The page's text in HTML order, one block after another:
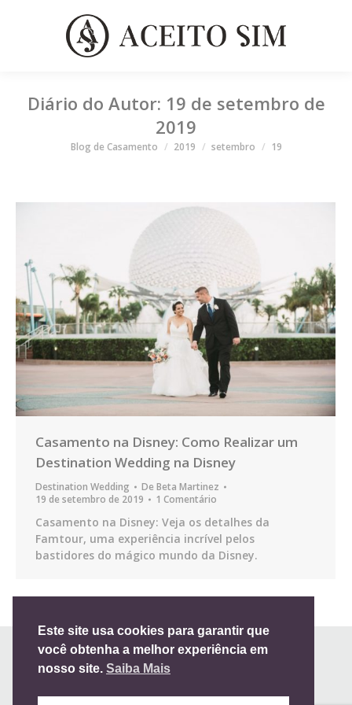
Diário do Autor: 19 de setembro de
2019
Você está aqui
Blog de Casamento 2019 setembro 19
Casamento na Disney: Como Realizar um
Destination Wedding na Disney
Destination Wedding De Beta Martinez
19 de setembro de 2019
1 Comentário
Casamento na Disney: Veja os detalhes da
Famtour, uma experiência incrível pelos
bastidores do mágico mundo da Disney.
Este site usa cookies para garantir que
você obtenha a melhor experiência em
nosso site. Saiba Mais